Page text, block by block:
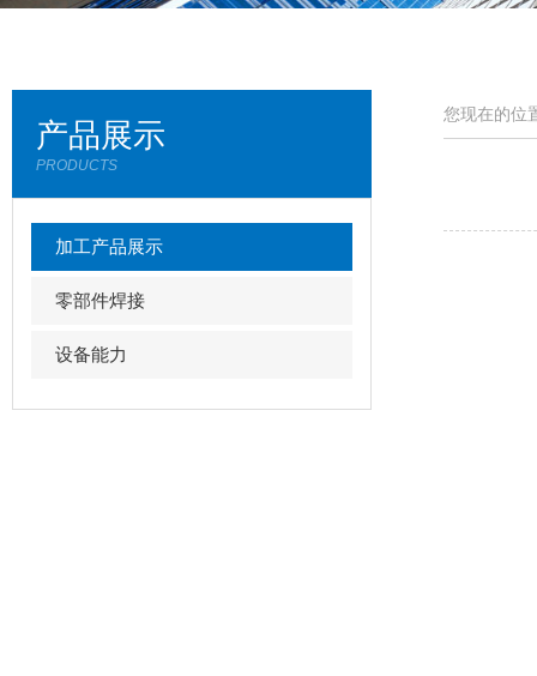
产品展示
PRODUCTS
加工产品展示
零部件焊接
设备能力
您现在的位